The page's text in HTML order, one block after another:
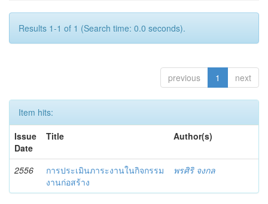
Results 1-1 of 1 (Search time: 0.0 seconds).
previous 1 next
Item hits:
Issue
Date
Title Author(s)
2556
การประเมินภาระงานในกิจกรรม
งานก่อสร้าง
พรศิริ จงกล